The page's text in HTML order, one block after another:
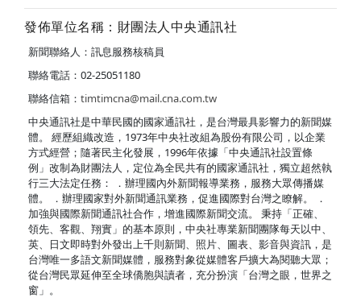
發佈單位名稱：財團法人中央通訊社
新聞聯絡人：訊息服務核稿員
聯絡電話：02-25051180
聯絡信箱： timtimcna@mail.cna.com.tw
中央通訊社是中華民國的國家通訊社，是台灣最具影響力的新聞媒
體。 經歷組織改造，1973年中央社改組為股份有限公司，以企業
方式經營；隨著民主化發展，1996年依據「中央通訊社設置條
例」改制為財團法人，定位為全民共有的國家通訊社，獨立超然執
行三大法定任務： ．辦理國內外新聞報導業務，服務大眾傳播媒
體。 ．辦理國家對外新聞通訊業務，促進國際對台灣之瞭解。 ．
加強與國際新聞通訊社合作，增進國際新聞交流。 秉持「正確、
領先、客觀、翔實」的基本原則，中央社專業新聞團隊每天以中、
英、日文即時對外發出上千則新聞、照片、圖表、影音與資訊，是
台灣唯一多語文新聞媒體，服務對象從媒體客戶擴大為閱聽大眾；
從台灣民眾延伸至全球僑胞與讀者，充分扮演「台灣之眼，世界之
窗」。